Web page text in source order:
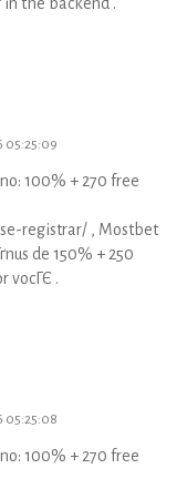
05:25:09
100% + 270 free
registrar/ , Mostbet
de 150% + 250
vocГЄ .
05:25:08
100% + 270 free